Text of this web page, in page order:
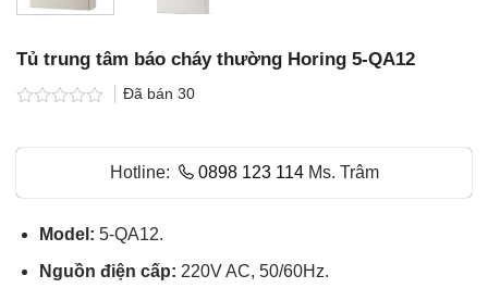
Tủ trung tâm báo cháy thường Horing 5-QA12
hạng
5
Đã bán 30
Hotline: 0898 123 114Ms. Trâm
Model: 5-QA12.
Nguồn điện cấp: 220V AC, 50/60Hz.